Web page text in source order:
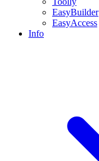
EasyBuilder
EasyAccess
Info